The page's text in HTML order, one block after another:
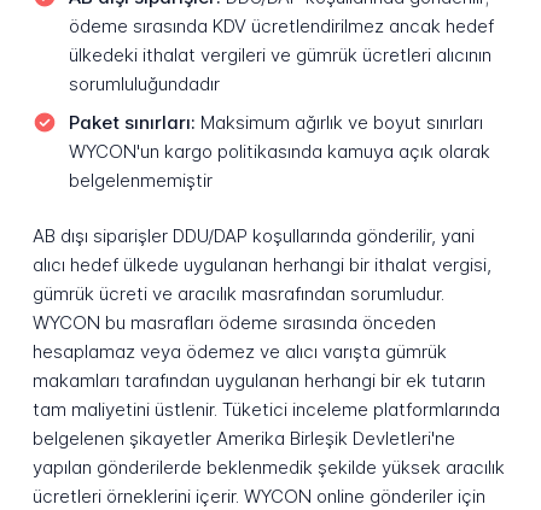
ödeme sırasında KDV ücretlendirilmez ancak hedef
ülkedeki ithalat vergileri ve gümrük ücretleri alıcının
sorumluluğundadır
Paket sınırları: Maksimum ağırlık ve boyut sınırları
WYCON'un kargo politikasında kamuya açık olarak
belgelenmemiştir
AB dışı siparişler DDU/DAP koşullarında gönderilir, yani
alıcı hedef ülkede uygulanan herhangi bir ithalat vergisi,
gümrük ücreti ve aracılık masrafından sorumludur.
WYCON bu masrafları ödeme sırasında önceden
hesaplamaz veya ödemez ve alıcı varışta gümrük
makamları tarafından uygulanan herhangi bir ek tutarın
tam maliyetini üstlenir. Tüketici inceleme platformlarında
belgelenen şikayetler Amerika Birleşik Devletleri'ne
yapılan gönderilerde beklenmedik şekilde yüksek aracılık
ücretleri örneklerini içerir. WYCON online gönderiler için